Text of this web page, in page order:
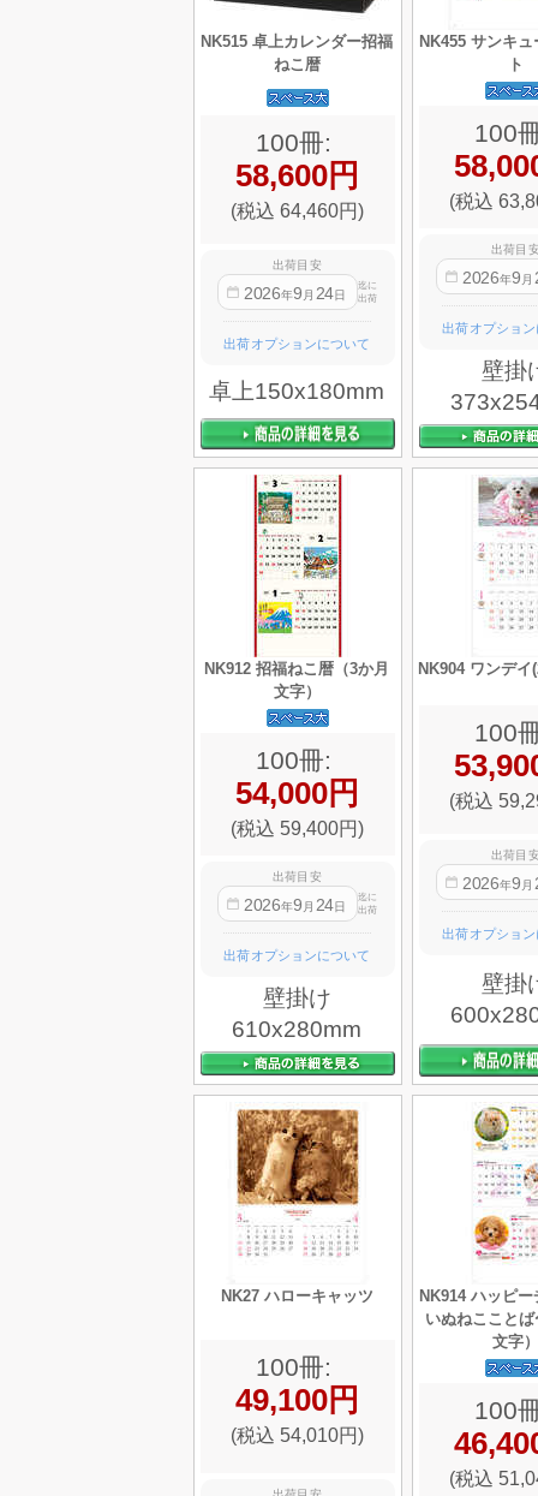
NK515 卓上カレンダー招福
ねこ暦
100冊:
58,600円
(税込 64,460円)
出荷目安
2026年9 月 24日
迄に
出荷
出荷オプションについて
卓上150x180mm
NK455 サンキ
ト
100
(税込
出荷目
2026年9 月
出荷オプショ
壁掛
NK912 招福ねこ暦（3か月
文字）
100冊:
54,000円
(税込 59,400円)
出荷目安
2026年9 月 24日
迄に
出荷
出荷オプションについて
壁掛け
610x280mm
NK904 ワンデイ
100
(税込
出荷目
2026年9 月
出荷オプショ
壁掛
NK27 ハローキャッツ
100冊:
49,100円
(税込 54,010円)
NK914 ハッピ
いぬねここと
文字）
100
(税込